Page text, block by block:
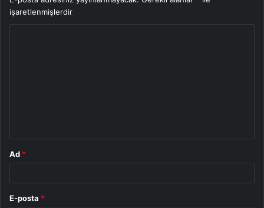
işaretlenmişlerdir
Ad *
E-posta *